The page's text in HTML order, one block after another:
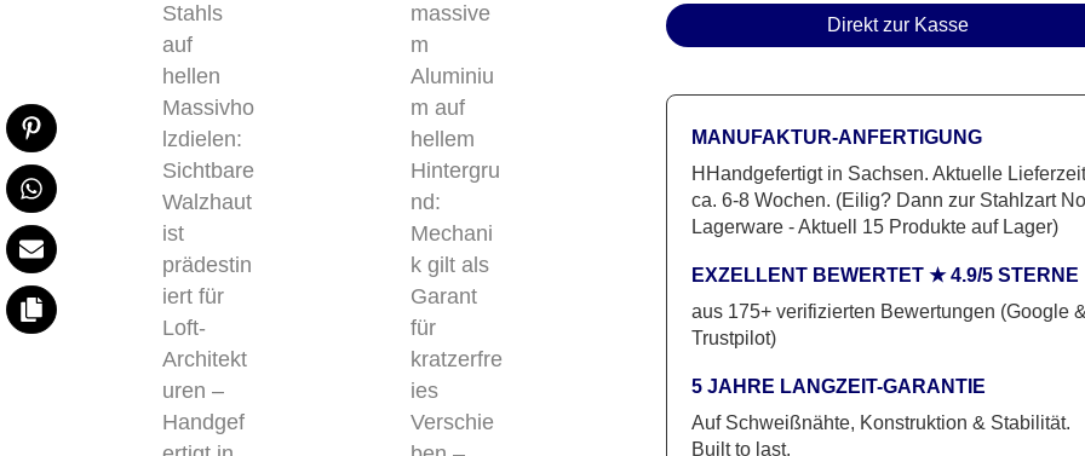
|
Die
Heimkino
verdient
Direkt zur Kasse
MANUFAKTUR-ANFERTIGUNG
HHandgefertigt in Sachsen. Aktuelle
ca. 6-8 Wochen. (Eilig? Dann zur Stahlzart
Lagerware - Aktuell 15 Produkte auf Lager)
EXZELLENT BEWERTET ★ 4.9/5 STERNE
aus 175+ verifizierten Bewertungen (Google &
Trustpilot)
5 JAHRE LANGZEIT-GARANTIE
Auf Schweißnähte, Konstruktion & Stabilität.
Built to last.